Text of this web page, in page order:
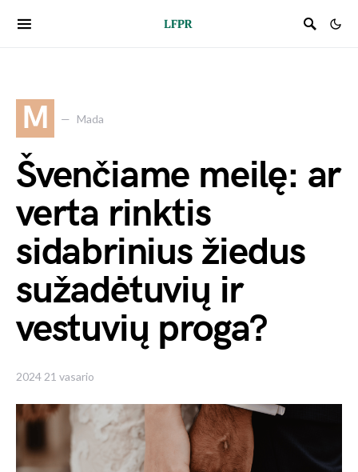
M Mada
Švenčiame meilę: ar
verta rinktis
sidabrinius žiedus
sužadėtuvių ir
vestuvių proga?
2024 21 vasario